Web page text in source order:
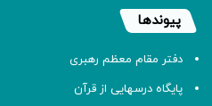
پیوندها
دفتر مقام معظم رهبری
پایگاه درسهایی از قرآن